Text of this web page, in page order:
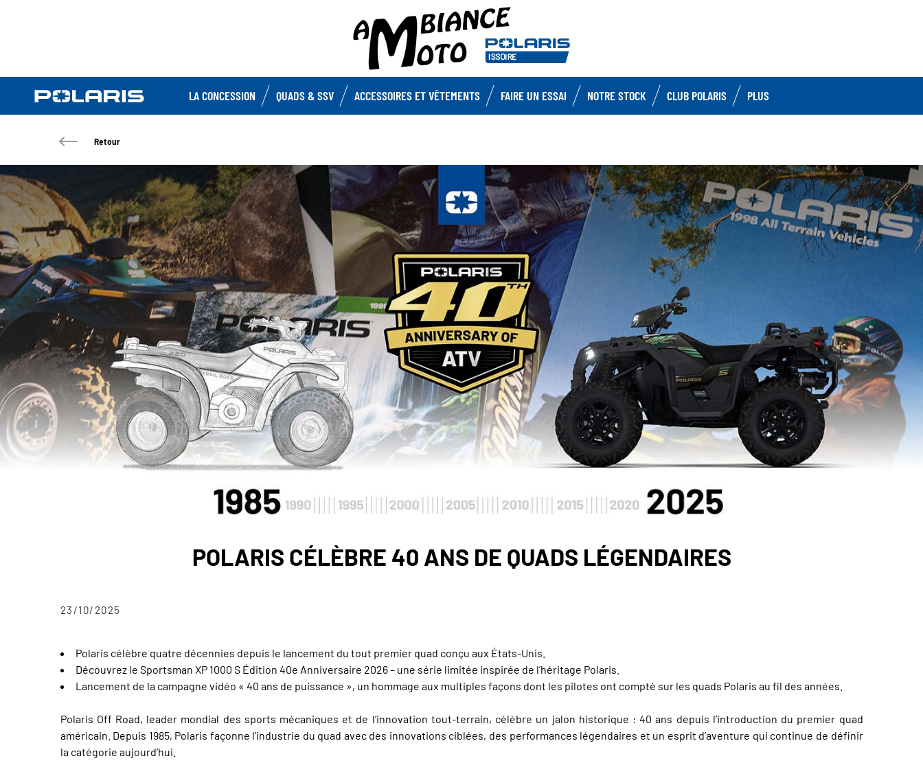
LA CONCESSION QUADS & SSV ACCESSOIRES ET VÊTEMENTS FAIRE UN ESSAI NOTRE STOCK CLUB POLARIS PLUS
Retour
POLARIS CÉLÈBRE 40 ANS DE QUADS LÉGENDAIRES
23/10/2025
Polaris célèbre quatre décennies depuis le lancement du tout premier quad conçu aux États-Unis.
Découvrez le Sportsman XP 1000 S Édition 40e Anniversaire 2026 – une série limitée inspirée de l’héritage Polaris.
Lancement de la campagne vidéo « 40 ans de puissance », un hommage aux multiples façons dont les pilotes ont compté sur les quads Polaris au fil des années.
Polaris Off Road, leader mondial des sports mécaniques et de l’innovation tout-terrain, célèbre un jalon historique : 40 ans depuis l’introduction du premier quad
américain. Depuis 1985, Polaris façonne l’industrie du quad avec des innovations ciblées, des performances légendaires et un esprit d’aventure qui continue de définir
la catégorie aujourd’hui.